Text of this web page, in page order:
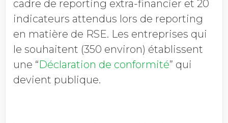
cadre de reporting extra-financier et 20
indicateurs attendus lors de reporting
en matière de RSE. Les entreprises qui
le souhaitent (350 environ) établissent
une “Déclaration de conformité” qui
devient publique.